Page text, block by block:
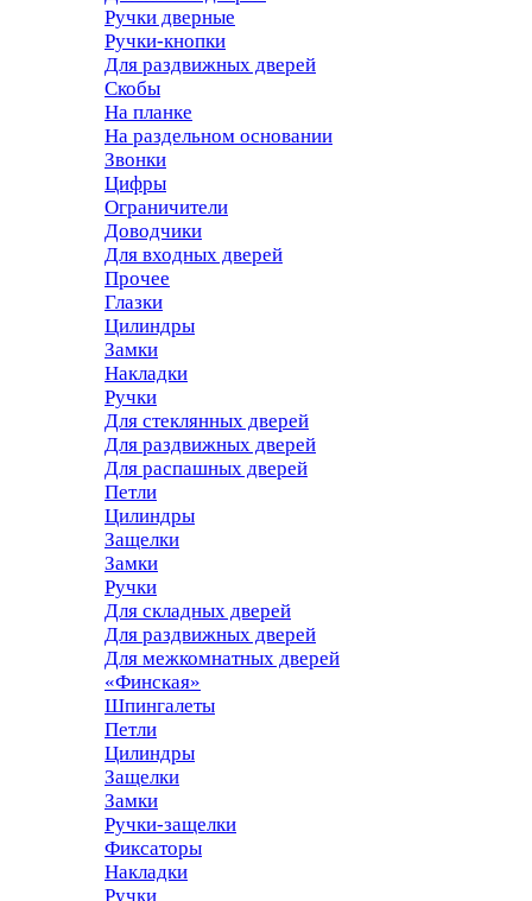
Ручки дверные
Ручки-кнопки
Для раздвижных дверей
Скобы
На планке
На раздельном основании
Звонки
Цифры
Ограничители
Доводчики
Для входных дверей
Прочее
Глазки
Цилиндры
Замки
Накладки
Ручки
Для стеклянных дверей
Для раздвижных дверей
Для распашных дверей
Петли
Цилиндры
Защелки
Замки
Ручки
Для складных дверей
Для раздвижных дверей
Для межкомнатных дверей
«Финская»
Шпингалеты
Петли
Цилиндры
Защелки
Замки
Ручки-защелки
Фиксаторы
Накладки
Ручки